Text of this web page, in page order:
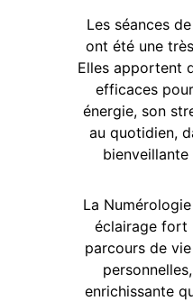
Les séances
ont été une
Elles apportent
efficaces
énergie, son
au quotidien,
La
éclairage fort
parcours de
enrichissante